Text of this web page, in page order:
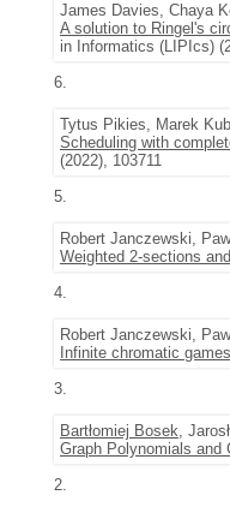
James Davies, Chaya
A solution to Ringel's
in Informatics (LIPIcs)
6.
Tytus Pikies, Marek
Scheduling with
(2022), 103711
5.
Robert Janczewski,
Weighted 2-sections
4.
Robert Janczewski,
Infinite chromatic games
3.
Bartłomiej Bosek,
Graph Polynomials and
2.